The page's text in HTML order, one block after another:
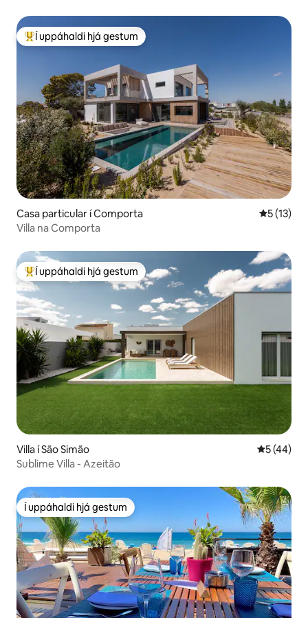
Í mestu uppáhaldi hjá gestum
Í uppáhaldi hjá gestum
Casa particular í Comporta 5 af 5 í
5 (13)
Villa na Comporta
Í mestu uppáhaldi hjá gestum
Í uppáhaldi hjá gestum
Villa í São Simão 5 af 5 í
5 (44)
Sublime Villa - Azeitão
Í uppáhaldi hjá gestum
Í uppáhaldi hjá gestum